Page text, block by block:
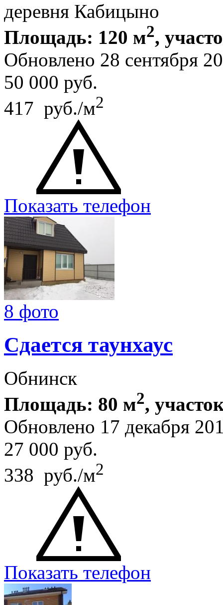
деревня Кабицыно
Площадь: 120 м2,
Обновлено 28 сентября
50 000 руб.
417 руб./м2
Показать телефон
8 фото
Сдается таунхаус
Обнинск
Площадь: 80 м2,
Обновлено 17 декабря
27 000 руб.
338 руб./м2
Показать телефон